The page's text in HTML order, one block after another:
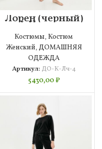
Лорен (черный)
L Костюм
велюровый
Костюмы,Костюм
Женский, ДОМАШНЯЯ
ОДЕЖДА
Артикул: ДО-К-Лч-4
5430,00₽